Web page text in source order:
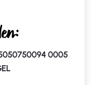
0005